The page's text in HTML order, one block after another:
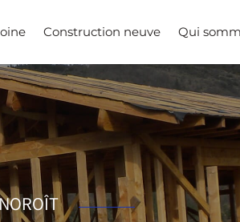
Construction neuve Qui